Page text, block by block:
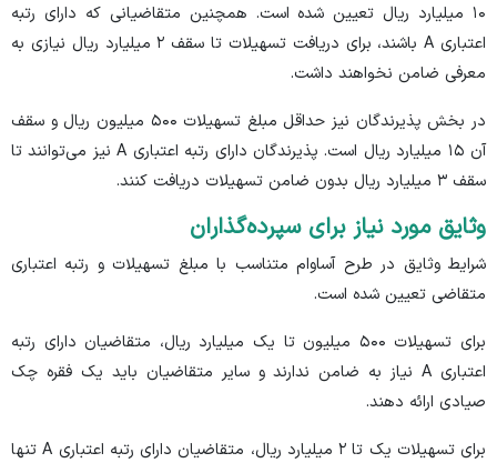
۱۰ میلیارد ریال تعیین شده است. همچنین متقاضیانی که دارای رتبه
اعتباری A باشند، برای دریافت تسهیلات تا سقف ۲ میلیارد ریال نیازی به
معرفی ضامن نخواهند داشت.
در بخش پذیرندگان نیز حداقل مبلغ تسهیلات ۵۰۰ میلیون ریال و سقف
آن ۱۵ میلیارد ریال است. پذیرندگان دارای رتبه اعتباری A نیز می‌توانند تا
سقف ۳ میلیارد ریال بدون ضامن تسهیلات دریافت کنند.
وثایق مورد نیاز برای سپرده‌گذاران
شرایط وثایق در طرح آساوام متناسب با مبلغ تسهیلات و رتبه اعتباری
متقاضی تعیین شده است.
برای تسهیلات ۵۰۰ میلیون تا یک میلیارد ریال، متقاضیان دارای رتبه
اعتباری A نیاز به ضامن ندارند و سایر متقاضیان باید یک فقره چک
صیادی ارائه دهند.
برای تسهیلات یک تا ۲ میلیارد ریال، متقاضیان دارای رتبه اعتباری A تنها